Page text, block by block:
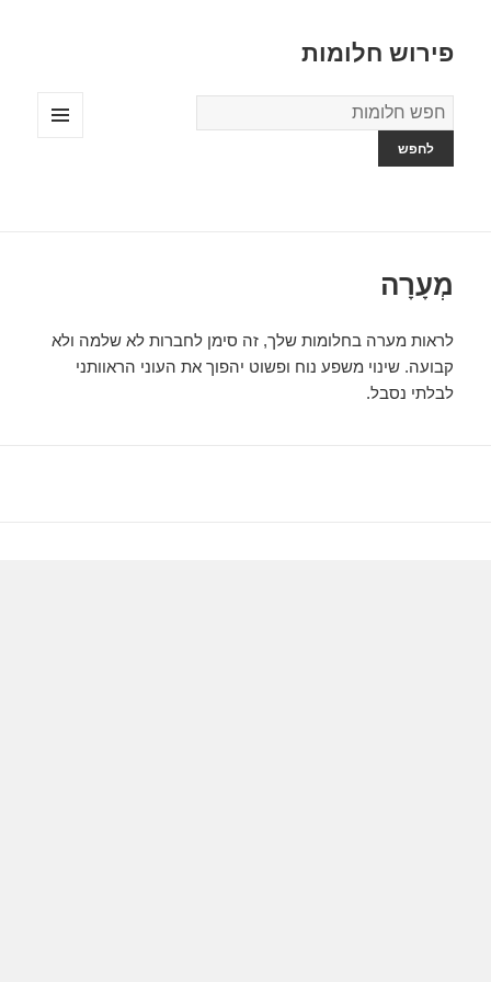
פירוש חלומות
מילון
החלומות
מְעָרָה
לראות מערה בחלומות שלך, זה סימן לחברות לא שלמה ולא
קבועה. שינוי משפע נוח ופשוט יהפוך את העוני הראוותני
לבלתי נסבל.